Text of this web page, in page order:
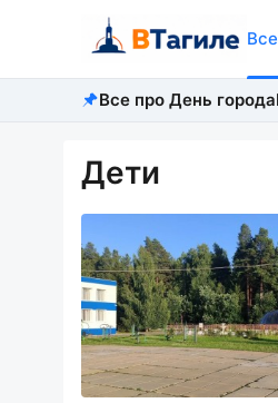
Все про День города
Дети